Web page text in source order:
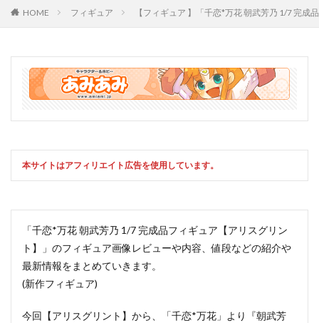
HOME フィギュア 【フィギュア 】「千恋*万花 朝武芳乃 1/7 完
本サイトはアフィリエイト広告を使用しています。
「千恋*万花 朝武芳乃 1/7 完成品フィギュア【アリスグリン
ト】」のフィギュア画像レビューや内容、値段などの紹介や
最新情報をまとめていきます。
(新作フィギュア)
今回【アリスグリント】から、「千恋*万花」より『朝武芳